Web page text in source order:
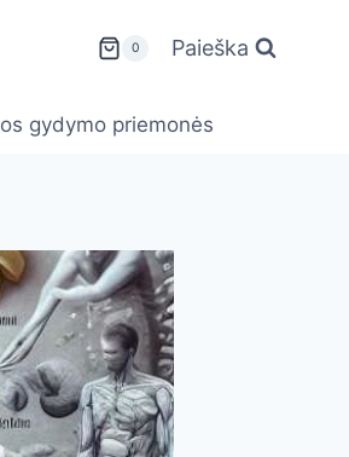
0 Paieška
gydymo priemonės